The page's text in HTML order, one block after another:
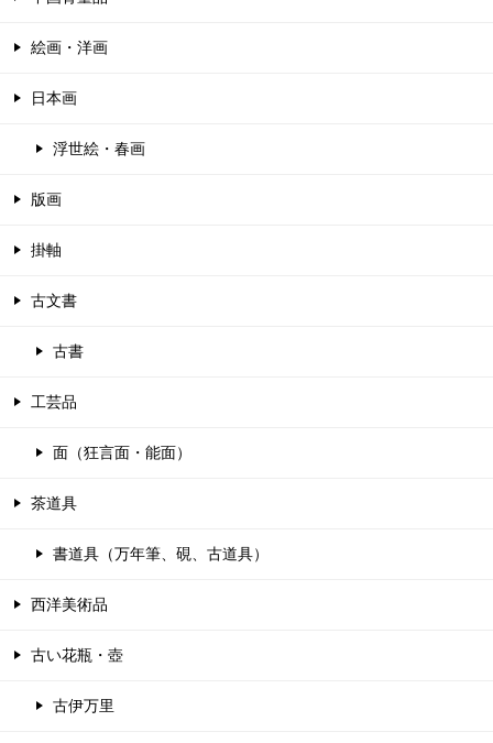
絵画・洋画
日本画
浮世絵・春画
版画
掛軸
古文書
古書
工芸品
面（狂言面・能面）
茶道具
書道具（万年筆、硯、古道具）
西洋美術品
古い花瓶・壺
古伊万里